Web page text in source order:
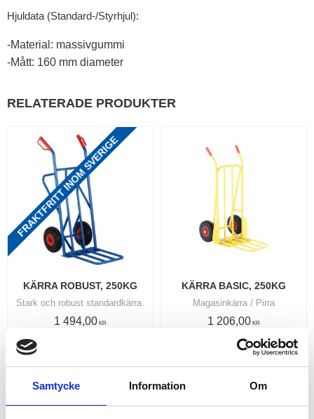
Samtycke Information Om
Hjuldata (Standard-/Styrhjul):
-Material: massivgummi
-Mått: 160 mm diameter
RELATERADE PRODUKTER
KÄRRA ROBUST, 250KG
Stark och robust standardkärra.
1 494,00 KR
FRAKTFRITT INOM SVERIGE
KÖP
KÄRRA BASIC, 250KG
Magasinkärra / Pirra
1 206,00 KR
RELATERADE PRODUKTER